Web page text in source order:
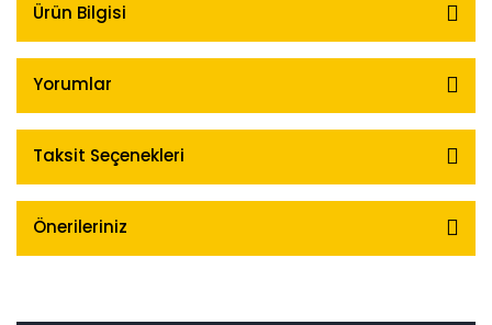
Ürün Bilgisi
Yorumlar
Taksit Seçenekleri
Önerileriniz